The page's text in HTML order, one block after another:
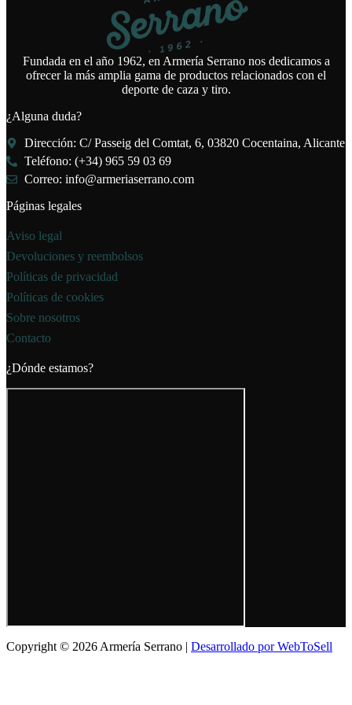
Fundada en el año 1962, en Armería Serrano nos dedicamos a
ofrecer la más amplia gama de productos relacionados con el
deporte de caza y tiro.
¿Alguna duda?
Dirección: C/ Passeig del Comtat, 6, 03820 Cocentaina, Alicante
Teléfono: (+34) 965 59 03 69
Correo: info@armeriaserrano.com
Páginas legales
Aviso legal
Devoluciones y reembolsos
Políticas de privacidad
Políticas de cookies
Sobre nosotros
Contacto
¿Dónde estamos?
Copyright © 2026 Armería Serrano | Desarrollado por WebToSell